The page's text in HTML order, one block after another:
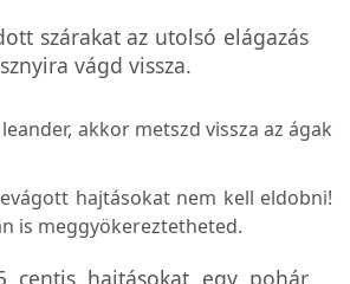
szárakat az utolsó elágazás
vágd vissza.
akkor metszd vissza az ágak
hajtásokat nem kell eldobni!
is meggyökereztetheted.